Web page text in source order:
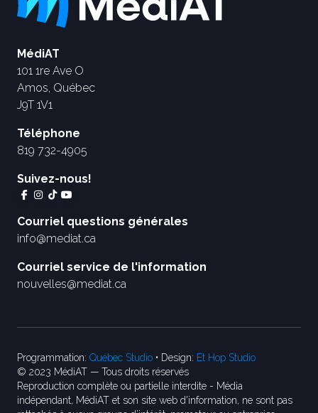
MédiAT
101 1re Ave O
Amos, Québec
J9T 1V1
Téléphone
819 732-4905
Suivez-nous!
Courriel questions générales
info@mediat.ca
Courriel service de l'information
nouvelles@mediat.ca
Programmation: Québec Studio • Design: Et Hop Studio
© 2023 MédiAT — Tous droits réservés
Reproduction complète ou partielle interdite - Média
indépendant, MédiAT et son site web d'information, ne sont pas